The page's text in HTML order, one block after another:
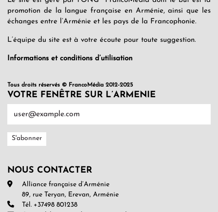
promotion de la langue française en Arménie, ainsi que les
échanges entre l’Arménie et les pays de la Francophonie.
L’équipe du site est à votre écoute pour toute suggestion.
Informations et conditions d’utilisation
Tous droits réservés © FrancoMédia 2012-2025
VOTRE FENÊTRE SUR L’ARMENIE
NOUS CONTACTER
Alliance française d’Arménie
89, rue Teryan, Erevan, Arménie
Tél. +37498 801238